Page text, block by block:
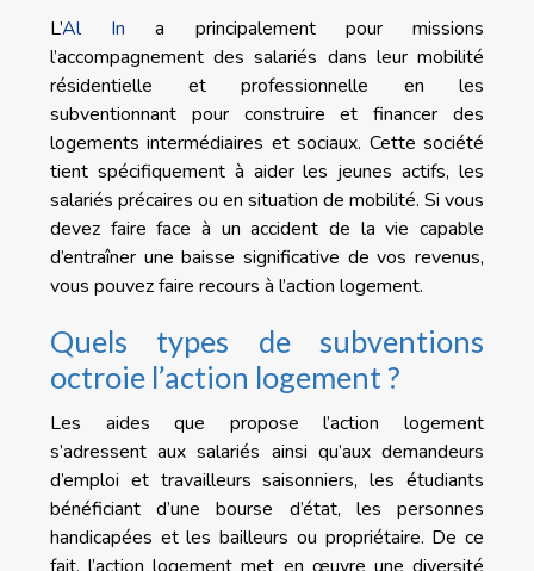
L’Al In a principalement pour missions
l’accompagnement des salariés dans leur mobilité
résidentielle et professionnelle en les
subventionnant pour construire et financer des
logements intermédiaires et sociaux. Cette société
tient spécifiquement à aider les jeunes actifs, les
salariés précaires ou en situation de mobilité. Si vous
devez faire face à un accident de la vie capable
d’entraîner une baisse significative de vos revenus,
vous pouvez faire recours à l’action logement.
Quels types de subventions
octroie l’action logement ?
Les aides que propose l’action logement
s’adressent aux salariés ainsi qu’aux demandeurs
d’emploi et travailleurs saisonniers, les étudiants
bénéficiant d’une bourse d’état, les personnes
handicapées et les bailleurs ou propriétaire. De ce